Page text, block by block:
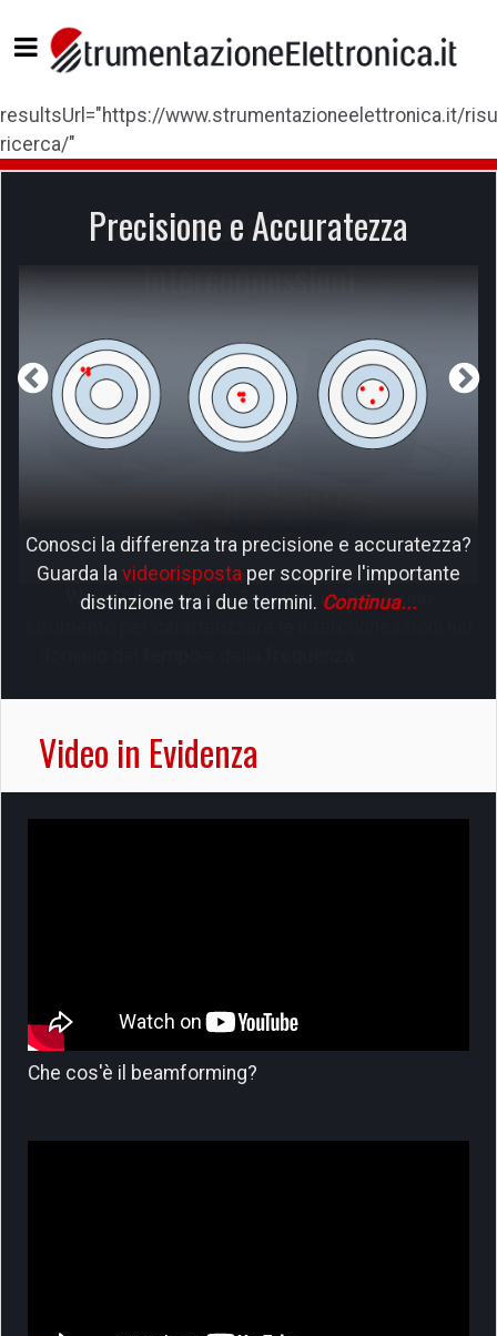
resultsUrl="https://www.strumentazioneelettronica.it/
ricerca/"
Precisione e Accuratezza
Conosci la differenza tra precisione e accuratezza?
Guarda la videorisposta per scoprire l'importante
distinzione tra i due termini. Continua...
Video in Evidenza
Che cos'è il beamforming?